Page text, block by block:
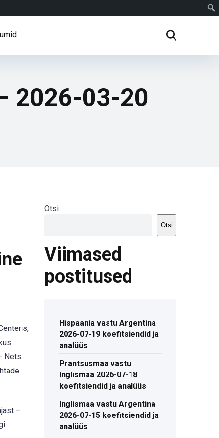
2026-03-20
Nets
–
Otsi
Otsi
Viimased
postitused
Hispaania vastu Argentina
2026-07-19 koefitsiendid ja
analüüs
Prantsusmaa vastu
Inglismaa 2026-07-18
koefitsiendid ja analüüs
Inglismaa vastu Argentina
2026-07-15 koefitsiendid ja
analüüs